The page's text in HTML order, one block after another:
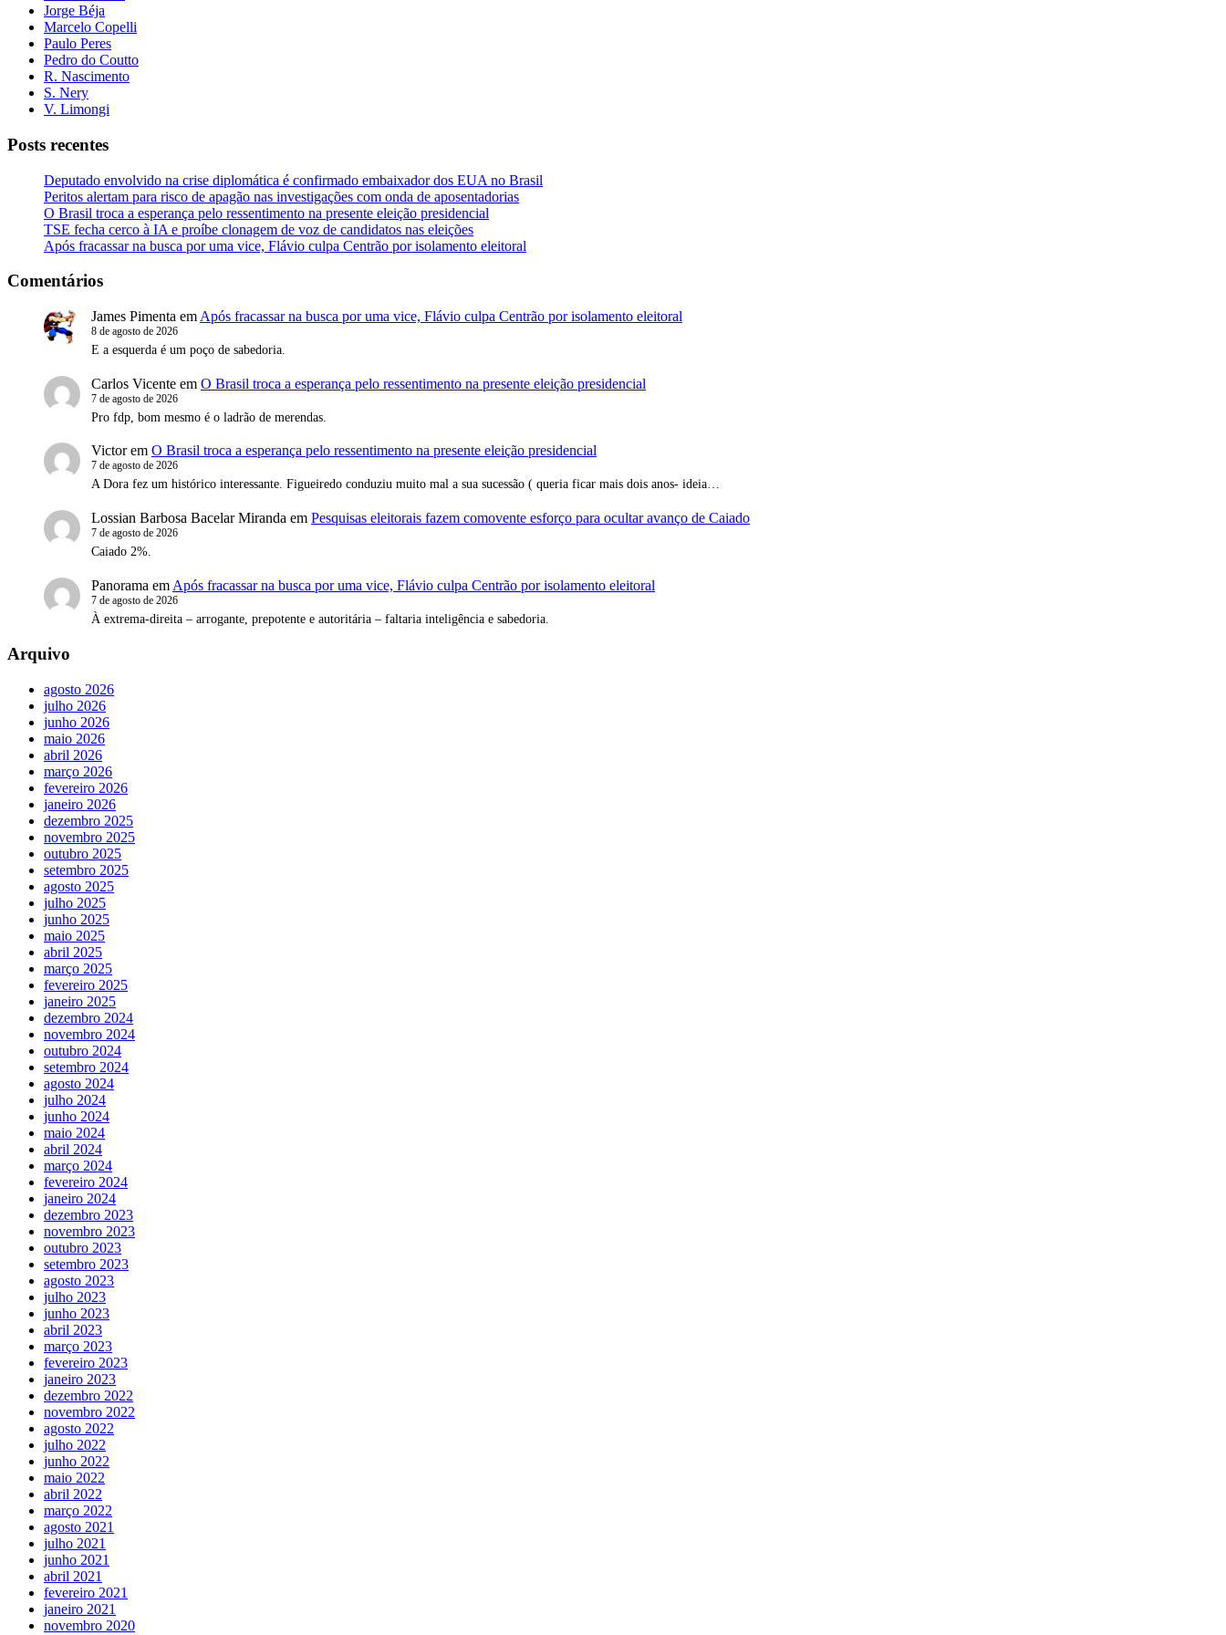
Jorge Béja
Marcelo Copelli
Paulo Peres
Pedro do Coutto
R. Nascimento
S. Nery
V. Limongi
Posts recentes
Deputado envolvido na crise diplomática é confirmado embaixador dos EUA no Brasil
Peritos alertam para risco de apagão nas investigações com onda de aposentadorias
O Brasil troca a esperança pelo ressentimento na presente eleição presidencial
TSE fecha cerco à IA e proíbe clonagem de voz de candidatos nas eleições
Após fracassar na busca por uma vice, Flávio culpa Centrão por isolamento eleitoral
Comentários
James Pimenta em Após fracassar na busca por uma vice, Flávio culpa Centrão por isolamento eleitoral
8 de agosto de 2026
E a esquerda é um poço de sabedoria.
Carlos Vicente em O Brasil troca a esperança pelo ressentimento na presente eleição presidencial
7 de agosto de 2026
Pro fdp, bom mesmo é o ladrão de merendas.
Victorem O Brasil troca a esperança pelo ressentimento na presente eleição presidencial
7 de agosto de 2026
A Dora fez um histórico interessante. Figueiredo conduziu muito mal a sua sucessão ( queria ficar mais dois anos- ideia…
Lossian Barbosa Bacelar Miranda em Pesquisas eleitorais fazem comovente esforço para ocultar avanço de Caiado
7 de agosto de 2026
Caiado 2%.
Panorama em Após fracassar na busca por uma vice, Flávio culpa Centrão por isolamento eleitoral
7 de agosto de 2026
À extrema-direita – arrogante, prepotente e autoritária – faltaria inteligência e sabedoria.
Arquivo
agosto 2026
julho 2026
junho 2026
maio 2026
abril 2026
março 2026
fevereiro 2026
janeiro 2026
dezembro 2025
novembro 2025
outubro 2025
setembro 2025
agosto 2025
julho 2025
junho 2025
maio 2025
abril 2025
março 2025
fevereiro 2025
janeiro 2025
dezembro 2024
novembro 2024
outubro 2024
setembro 2024
agosto 2024
julho 2024
junho 2024
maio 2024
abril 2024
março 2024
fevereiro 2024
janeiro 2024
dezembro 2023
novembro 2023
outubro 2023
setembro 2023
agosto 2023
julho 2023
junho 2023
abril 2023
março 2023
fevereiro 2023
janeiro 2023
dezembro 2022
novembro 2022
agosto 2022
julho 2022
junho 2022
maio 2022
abril 2022
março 2022
agosto 2021
julho 2021
junho 2021
abril 2021
fevereiro 2021
janeiro 2021
novembro 2020